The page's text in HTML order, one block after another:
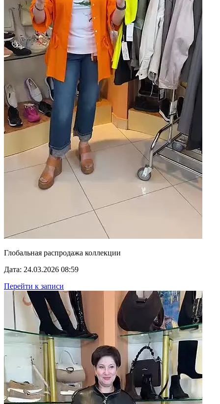
Глобальная распродажа коллекции
Дата: 24.03.2026 08:59
Перейти к записи